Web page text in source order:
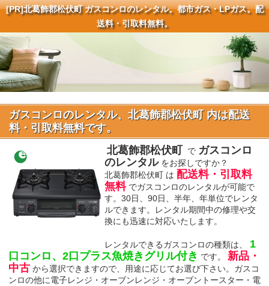
[PR]北葛飾郡松伏町 ガスコンロのレンタル。都市ガス・LPガス。配
送料・引取料無料。
ガスコンロのレンタル、北葛飾郡松伏町 内は配送
料・引取料無料です。
北葛飾郡松伏町
で ガスコンロ
のレンタル をお探しですか？
北葛飾郡松伏町 は 配送料・引取料
無料 でガスコンロのレンタルが可能で
す。30日、90日、半年、年単位でレンタ
ルできます。レンタル期間中の修理や交
換にも迅速に対応いたします。
レンタルできるガスコンロの種類は、
1
口コンロ、2口プラス魚焼きグリル付き です。
新品・
中古 から選択できますので、用途に応じてお選び下さい。ガスコ
ンロの他に電子レンジ・オーブンレンジ・オーブントースター・電